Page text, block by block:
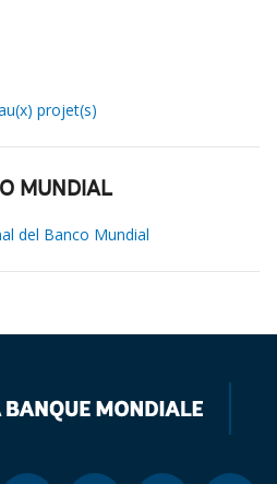
projet(s)
MUNDIAL
del Banco Mundial